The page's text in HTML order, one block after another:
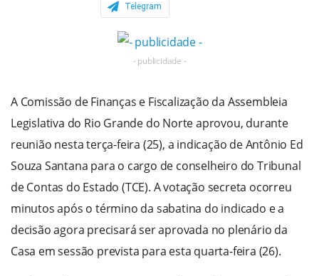
Telegram
- publicidade -
A Comissão de Finanças e Fiscalização da Assembleia
Legislativa do Rio Grande do Norte aprovou, durante
reunião nesta terça-feira (25), a indicação de Antônio Ed
Souza Santana para o cargo de conselheiro do Tribunal
de Contas do Estado (TCE). A votação secreta ocorreu
minutos após o término da sabatina do indicado e a
decisão agora precisará ser aprovada no plenário da
Casa em sessão prevista para esta quarta-feira (26).